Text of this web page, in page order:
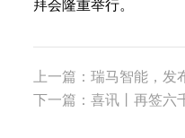
拜会隆重举行。
上一篇：瑞马智能，发
下一篇：喜讯丨再签六